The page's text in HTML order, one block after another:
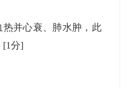
并心衰、肺水肿，此
[1分]